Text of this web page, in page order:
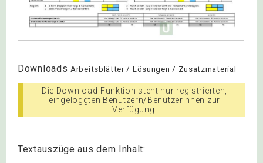
Downloads Arbeitsblätter / Lösungen / Zusatzmaterial
Die Download-Funktion steht nur registrierten,
eingeloggten Benutzern/Benutzerinnen zur
Verfügung.
Textauszüge aus dem Inhalt: